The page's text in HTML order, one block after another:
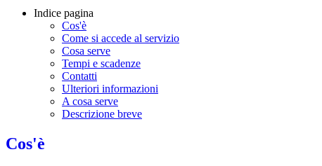
Indice pagina
Cos'è
Come si accede al servizio
Cosa serve
Tempi e scadenze
Contatti
Ulteriori informazioni
A cosa serve
Descrizione breve
Cos'è